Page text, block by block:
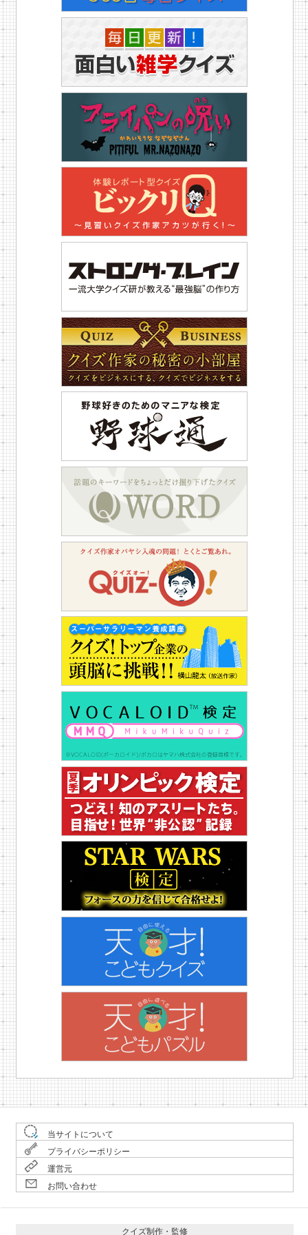
当サイトについて
プライバシーポリシー
運営元
お問い合わせ
クイズ制作・監修